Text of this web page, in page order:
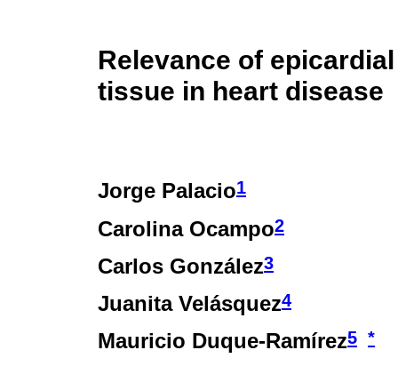
Relevance of
tissue in heart disease
Jorge Palacio1
Carolina Ocampo2
Carlos González3
Juanita Velásquez4
Mauricio Duque-Ramírez5 *